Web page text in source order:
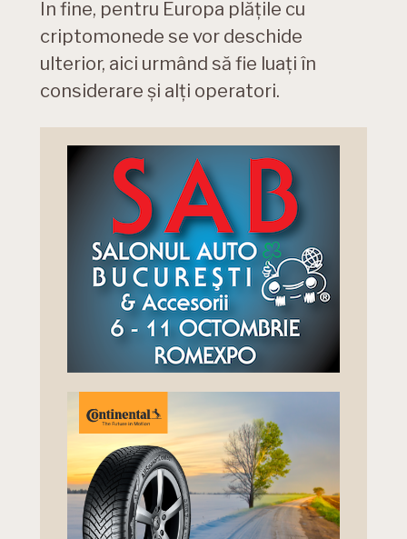
În fine, pentru Europa plățile cu
criptomonede se vor deschide
ulterior, aici urmând să fie luați în
considerare și alți operatori.